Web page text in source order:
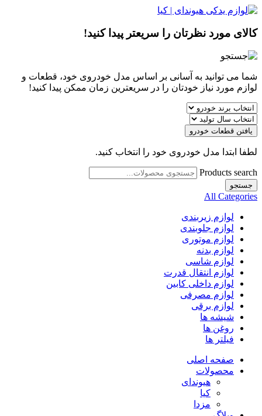
کالای مورد نظرتان را سریعتر پیدا کنید!
شما می توانید به آسانی بر اساس مدل خودروی خود، قطعات و
لوازم مورد نیاز خودتان را در سریعترین زمان ممکن پیدا کنید!
یافتن قطعات خودرو
لطفا ابتدا مدل خودروی خود را انتخاب کنید.
Products search
جستجو
All Categories
لوازم زیربندی
لوازم جلوبندی
لوازم موتوری
لوازم بدنه
لوازم شاسی
لوازم انتقال قدرت
لوازم داخلی کابین
لوازم مصرفی
لوازم برقی
شیشه ها
روغن ها
فیلتر ها
صفحه اصلی
محصولات
هیوندای
کیا
مزدا